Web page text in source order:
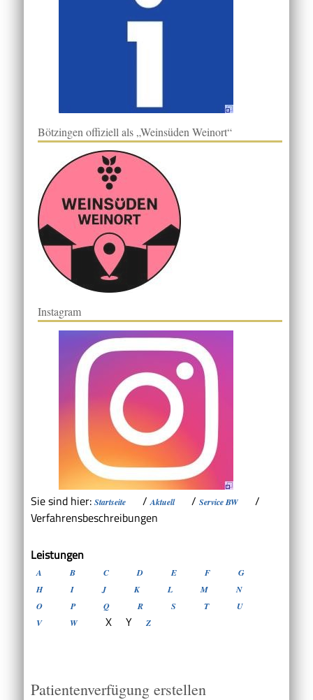
Bötzingen offiziell als „Weinsüden Weinort“
Instagram
Sie sind hier: Startseite /Aktuell / Service BW
/
Verfahrensbeschreibungen
Leistungen
A B C D E F
G
H
I J K L M
N
O
P Q R S T
U
V
W X Y Z
Patientenverfügung erstellen